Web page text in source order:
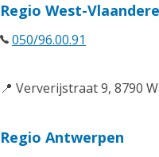
Regio West-
050/96.00.91
📍 Ververijstraat 9, 8790
Regio Antwerpen